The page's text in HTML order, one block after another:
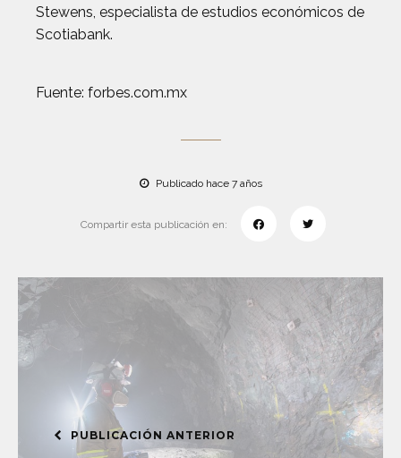
Stewens, especialista de estudios económicos de
Scotiabank.
Fuente: forbes.com.mx
Publicado hace 7 años
Compartir esta publicación en:
PUBLICACIÓN ANTERIOR